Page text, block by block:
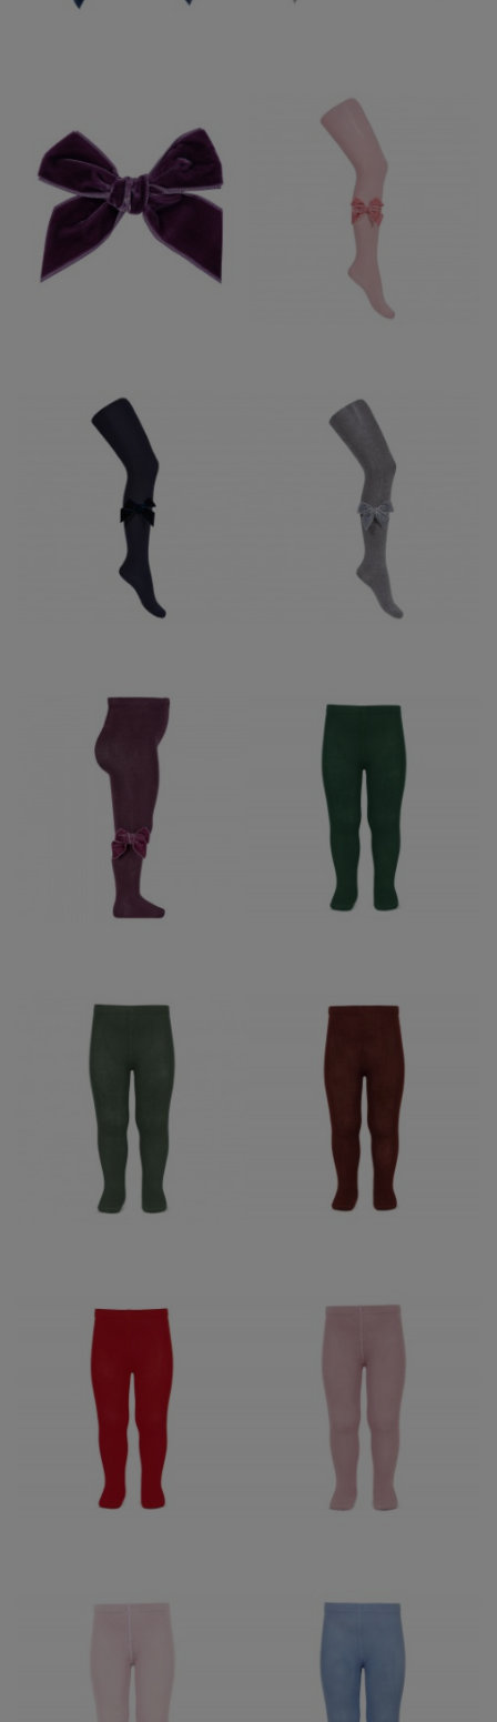
LAZO TERCIOPELO
PICO PATO
BERENGENA 197
LEOTARDO LAZO
TERCIOPELO
CONDOR ROSA PALO
526
17,50 €
LEOTARDO LAZO
TERCIOPELO
CONDOR MARINO 480
17,50 €
LEOTARDO LAZO DE
TERCIOPELO
CONDOR GRIS CLARO
230
17,50 €
LEOTARDO LAZO DE
TERCIOPELO
CONDOR BURDEOS197
22,50 €
LEOTARDO LISO
CONDOR VERDE
BOTELLA 780
12,95 €
LEOTARDO LISO
CONDOR VERDE
ALGA761
12,95 €
LEOTARDO LISO
CONDOR BORGOÑA
572
12,95 €
LEOTARDO LISO
CONDOR ROJO 550
12,95 €
LEOTARDO LISO
CONDOR ROSA PALO
526
12,95 €
LEOTARDO LISO
LEOTARDO LISO
CONDOR AZULADO